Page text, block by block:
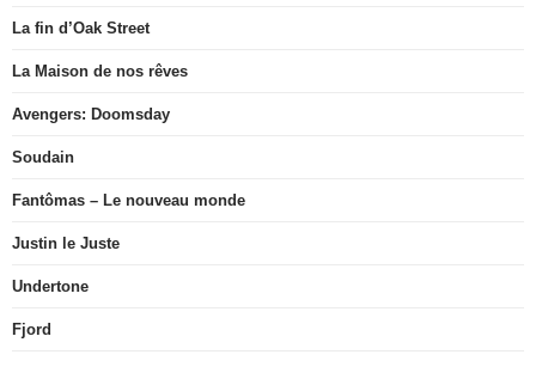
La fin d’Oak Street
La Maison de nos rêves
Avengers: Doomsday
Soudain
Fantômas – Le nouveau monde
Justin le Juste
Undertone
Fjord